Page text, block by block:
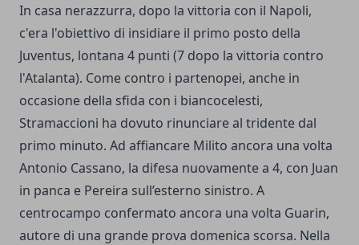
In casa nerazzurra, dopo la vittoria con il Napoli,
c'era l'obiettivo di insidiare il primo posto della
Juventus, lontana 4 punti (7 dopo la vittoria contro
l'Atalanta). Come contro i partenopei, anche in
occasione della sfida con i biancocelesti,
Stramaccioni ha dovuto rinunciare al tridente dal
primo minuto. Ad affiancare Milito ancora una volta
Antonio Cassano, la difesa nuovamente a 4, con Juan
in panca e Pereira sull’esterno sinistro. A
centrocampo confermato ancora una volta Guarin,
autore di una grande prova domenica scorsa. Nella